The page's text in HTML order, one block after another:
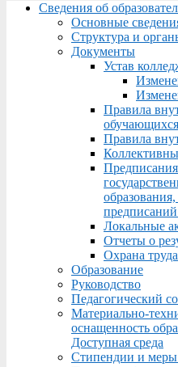
Menu
Сведения об
Основные
Структура и
Документы
Устав
Правила
обучающихся
Правила
Локальные
Отчеты о
Охрана труда
Образование
Руководство
Педагогический
Материально-
оснащенность
Доступная среда
Стипендии и